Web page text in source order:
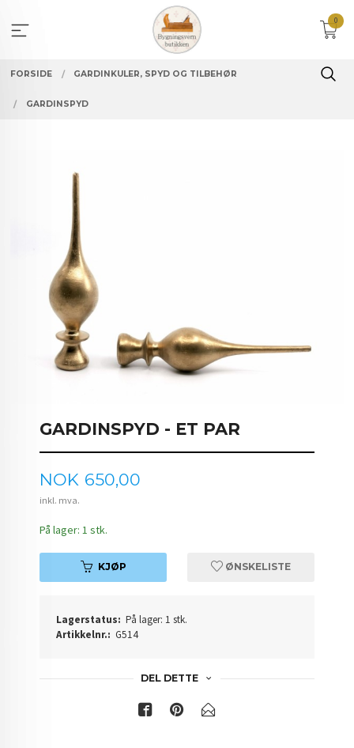
innholdet
0
FORSIDE GARDINKULER, SPYD OG TILBEHØR
GARDINSPYD
GARDINSPYD - ET PAR
Pris
NOK 650,00
inkl. mva.
På lager: 1 stk.
KJØP ØNSKELISTE
Lagerstatus: På lager: 1 stk.
Artikkelnr.: G514
DEL DETTE